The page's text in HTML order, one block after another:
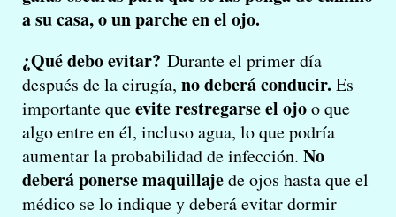
a su casa, o un parche en el ojo.
¿Qué debo evitar? Durante el primer día
después de la cirugía, no deberá conducir. Es
importante queevite restregarse el ojoo que
algo entre en él, incluso agua, lo que podría
aumentar la probabilidad de infección. No
deberá ponerse maquillajede ojos hasta que el
médico se lo indique y deberá evitar dormir